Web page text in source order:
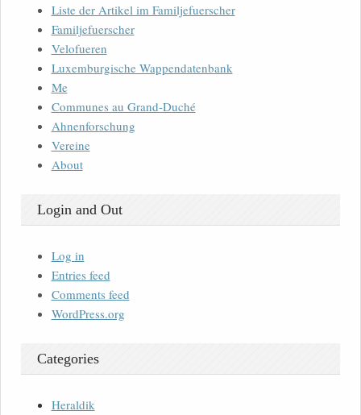
Liste der Artikel im Familjefuerscher
Familjefuerscher
Velofueren
Luxemburgische Wappendatenbank
Me
Communes au Grand-Duché
Ahnenforschung
Vereine
About
Login and Out
Log in
Entries feed
Comments feed
WordPress.org
Categories
Heraldik